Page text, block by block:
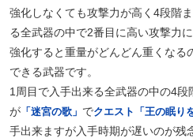
強化しなくても攻撃力が高く4段階
る全武器の中で2番目に高い攻撃力
強化すると重量がどんどん重くなる
できる武器です。
1周目で入手出来る全武器の中の4
が 「迷宮の歌」 でクエスト「王の眠り
手出来ますが入手時期が遅いのが残